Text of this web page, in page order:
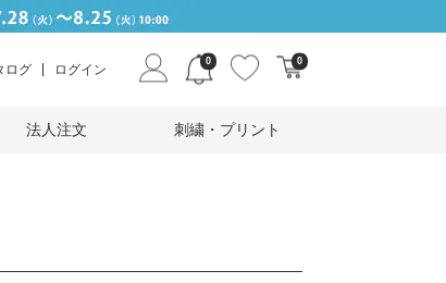
ログ ログイン
0 0
法人注文 刺繍・プリント